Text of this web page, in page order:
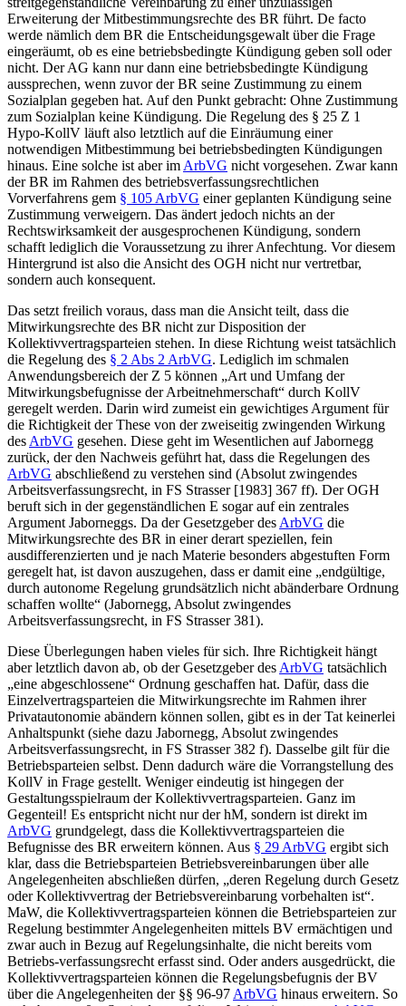
Erweiterung der Mitbestimmungsrechte des BR führt. De facto
werde nämlich dem BR die Entscheidungsgewalt über die Frage
eingeräumt, ob es eine betriebsbedingte Kündigung geben soll oder
nicht. Der AG kann nur dann eine betriebsbedingte Kündigung
aussprechen, wenn zuvor der BR seine Zustimmung zu einem
Sozialplan gegeben hat. Auf den Punkt gebracht: Ohne Zustimmung
zum Sozialplan keine Kündigung. Die Regelung des § 25 Z 1
Hypo-KollV läuft also letztlich auf die Einräumung einer
notwendigen Mitbestimmung bei betriebsbedingten Kündigungen
hinaus. Eine solche ist aber im ArbVG nicht vorgesehen. Zwar kann
der BR im Rahmen des betriebsverfassungsrechtlichen
Vorverfahrens gem § 105 ArbVG einer geplanten Kündigung seine
Zustimmung verweigern. Das ändert jedoch nichts an der
Rechtswirksamkeit der ausgesprochenen Kündigung, sondern
schafft lediglich die Voraussetzung zu ihrer Anfechtung. Vor diesem
Hintergrund ist also die Ansicht des OGH nicht nur vertretbar,
sondern auch konsequent.
Das setzt freilich voraus, dass man die Ansicht teilt, dass die
Mitwirkungsrechte des BR nicht zur Disposition der
Kollektivvertragsparteien stehen. In diese Richtung weist tatsächlich
die Regelung des § 2 Abs 2 ArbVG. Lediglich im schmalen
Anwendungsbereich der Z 5 können „Art und Umfang der
Mitwirkungsbefugnisse der Arbeitnehmerschaft“ durch KollV
geregelt werden. Darin wird zumeist ein gewichtiges Argument für
die Richtigkeit der These von der zweiseitig zwingenden Wirkung
des ArbVG gesehen. Diese geht im Wesentlichen aufJabornegg
zurück, der den Nachweis geführt hat, dass die Regelungen des
ArbVG abschließend zu verstehen sind (Absolut zwingendes
Arbeitsverfassungsrecht, in FS Strasser [1983] 367 ff). Der OGH
beruft sich in der gegenständlichen E sogar auf ein zentrales
Argument Jaborneggs. Da der Gesetzgeber des ArbVG die
Mitwirkungsrechte des BR in einer derart speziellen, fein
ausdifferenzierten und je nach Materie besonders abgestuften Form
geregelt hat, ist davon auszugehen, dass er damit eine „endgültige,
durch autonome Regelung grundsätzlich nicht abänderbare Ordnung
schaffen wollte“ (Jabornegg, Absolut zwingendes
Arbeitsverfassungsrecht, in FS Strasser 381).
Diese Überlegungen haben vieles für sich. Ihre Richtigkeit hängt
aber letztlich davon ab, ob der Gesetzgeber des ArbVG tatsächlich
„eine abgeschlossene“ Ordnung geschaffen hat. Dafür, dass die
Einzelvertragsparteien die Mitwirkungsrechte im Rahmen ihrer
Privatautonomie abändern können sollen, gibt es in der Tat keinerlei
Anhaltspunkt (siehe dazu Jabornegg, Absolut zwingendes
Arbeitsverfassungsrecht, in FS Strasser 382 f). Dasselbe gilt für die
Betriebsparteien selbst. Denn dadurch wäre die Vorrangstellung des
KollV in Frage gestellt. Weniger eindeutig ist hingegen der
Gestaltungsspielraum der Kollektivvertragsparteien. Ganz im
Gegenteil! Es entspricht nicht nur der hM, sondern ist direkt im
ArbVG grundgelegt, dass die Kollektivvertragsparteien die
Befugnisse des BR erweitern können. Aus § 29 ArbVG ergibt sich
klar, dass die Betriebsparteien Betriebsvereinbarungen über alle
Angelegenheiten abschließen dürfen, „deren Regelung durch Gesetz
oder Kollektivvertrag der Betriebsvereinbarung vorbehalten ist“.
MaW, die Kollektivvertragsparteien können die Betriebsparteien zur
Regelung bestimmter Angelegenheiten mittels BV ermächtigen und
zwar auch in Bezug auf Regelungsinhalte, die nicht bereits vom
Betriebs-verfassungsrecht erfasst sind. Oder anders ausgedrückt, die
Kollektivvertragsparteien können die Regelungsbefugnis der BV
über die Angelegenheiten der §§ 96-97 ArbVG hinaus erweitern. So